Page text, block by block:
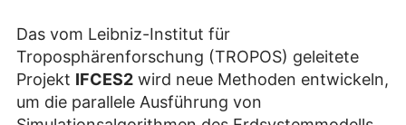
Das vom Leibniz-Institut für
Troposphärenforschung (TROPOS) geleitete
Projekt IFCES2 wird neue Methoden entwickeln,
um die parallele Ausführung von